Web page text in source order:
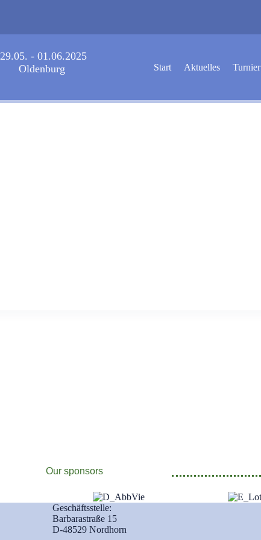
29.05. - 01.06.2025
Oldenburg
Start Aktuelles Turnier
Our sponsors
Geschäftsstelle:
Barbarastraße 15
D-48529 Nordhorn